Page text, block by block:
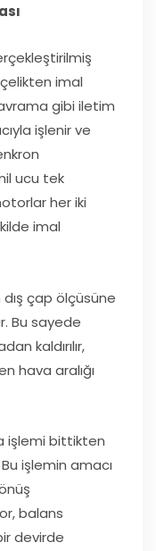
imal
gibi iletim
işlenir ve
ucu tek
her iki
imal
çap ölçüsüne
Bu sayede
kaldırılır,
hava aralığı
işlemi bittikten
işlemin amacı
balans
devirde